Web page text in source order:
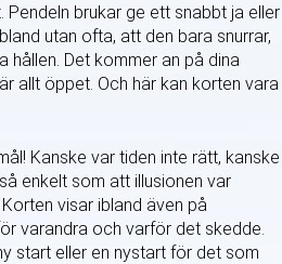
brukar ge ett snabbt ja eller
utan ofta, att den bara snurrar,
hållen. Det kommer an på dina
allt öppet. Och här kan korten vara
Kanske var tiden inte rätt, kanske
enkelt som att illusionen var
visar ibland även på
varandra och varför det skedde.
start eller en nystart för det som